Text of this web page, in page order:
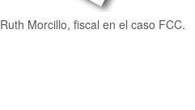
Ruth Morcillo, fiscal en el caso FCC.